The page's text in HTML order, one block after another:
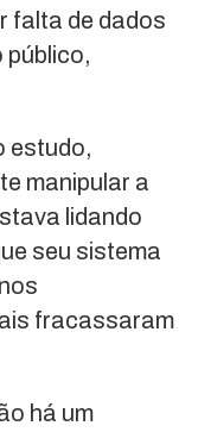
falta de dados
público,
estudo,
manipular a
lidando
seu sistema
fracassaram
há um